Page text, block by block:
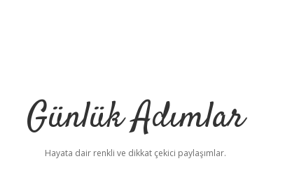
Günlük Adımlar
Hayata dair renkli ve dikkat çekici paylaşımlar.